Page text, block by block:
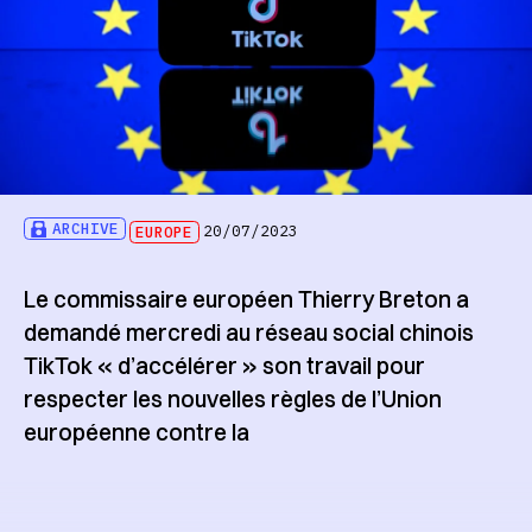
ARCHIVE EUROPE 20/07/2023
Le commissaire européen Thierry Breton a
demandé mercredi au réseau social chinois
TikTok « d’accélérer » son travail pour
respecter les nouvelles règles de l’Union
européenne contre la